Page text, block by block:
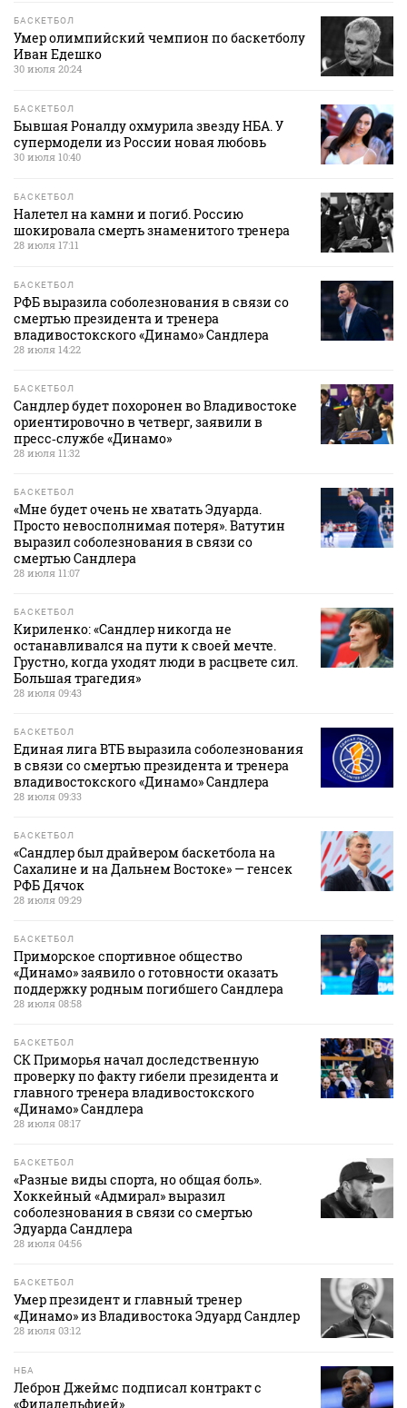
БАСКЕТБОЛ
Умер олимпийский чемпион по баскетболу
Иван Едешко
30 июля 20:24
БАСКЕТБОЛ
Бывшая Роналду охмурила звезду НБА. У
супермодели из России новая любовь
30 июля 10:40
БАСКЕТБОЛ
Налетел на камни и погиб. Россию
шокировала смерть знаменитого тренера
28 июля 17:11
БАСКЕТБОЛ
РФБ выразила соболезнования в связи со
смертью президента и тренера
владивостокского «Динамо» Сандлера
28 июля 14:22
БАСКЕТБОЛ
Сандлер будет похоронен во Владивостоке
ориентировочно в четверг, заявили в
пресс‑службе «Динамо»
28 июля 11:32
БАСКЕТБОЛ
«Мне будет очень не хватать Эдуарда.
Просто невосполнимая потеря». Ватутин
выразил соболезнования в связи со
смертью Сандлера
28 июля 11:07
БАСКЕТБОЛ
Кириленко: «Сандлер никогда не
останавливался на пути к своей мечте.
Грустно, когда уходят люди в расцвете сил.
Большая трагедия»
28 июля 09:43
БАСКЕТБОЛ
Единая лига ВТБ выразила соболезнования
в связи со смертью президента и тренера
владивостокского «Динамо» Сандлера
28 июля 09:33
БАСКЕТБОЛ
«Сандлер был драйвером баскетбола на
Сахалине и на Дальнем Востоке» — генсек
РФБ Дячок
28 июля 09:29
БАСКЕТБОЛ
Приморское спортивное общество
«Динамо» заявило о готовности оказать
поддержку родным погибшего Сандлера
28 июля 08:58
БАСКЕТБОЛ
СК Приморья начал доследственную
проверку по факту гибели президента и
главного тренера владивостокского
«Динамо» Сандлера
28 июля 08:17
БАСКЕТБОЛ
«Разные виды спорта, но общая боль».
Хоккейный «Адмирал» выразил
соболезнования в связи со смертью
Эдуарда Сандлера
28 июля 04:56
БАСКЕТБОЛ
Умер президент и главный тренер
«Динамо» из Владивостока Эдуард Сандлер
28 июля 03:12
НБА
Леброн Джеймс подписал контракт с
«Филадельфией»